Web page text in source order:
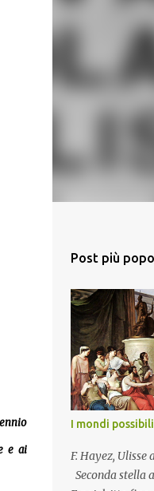
e ai
Post più
I mondi
F. Hayez, Ulisse
Seconda stella